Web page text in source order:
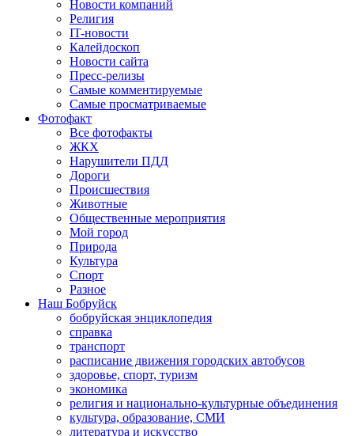
Новости компаний
Религия
IT-новости
Калейдоскоп
Новости сайта
Пресс-релизы
Самые комментируемые
Самые просматриваемые
Фотофакт
Все фотофакты
ЖКХ
Нарушители ПДД
Дороги
Происшествия
Животные
Общественные мероприятия
Мой город
Природа
Культура
Спорт
Разное
Наш Бобруйск
бобруйская энциклопедия
справка
транспорт
расписание движения городских автобусов
здоровье, спорт, туризм
экономика
религия и национально-культурные объединения
культура, образование, СМИ
литература и искусство